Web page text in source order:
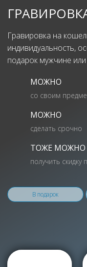
Гравировка на
индивидуальность,
подарок мужчине
МОЖНО
со своим
МОЖНО
сделать срочно
ТОЖЕ МОЖНО
получить
В подарок